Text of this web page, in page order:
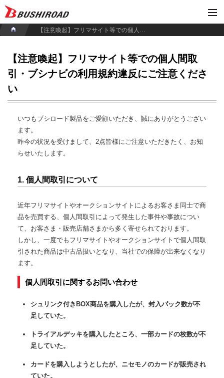
【注意喚起】フリマサイト等での個人間取引・ブシナビの利用規約違反にご注意ください
【注意喚起】フリマサイト等での個人間取
引・ブシナビの利用規約違反にご注意くださ
い
いつもブシロード製品をご愛顧いただき、誠にありがとうござい
ます。
昨今の状況を受けまして、2点皆様にご注意いただきたく、お知
らせいたします。
1. 個人間取引について
近年フリマサイトやオークションサイトによるお客さま同士で商
品を売買する、個人間取引によって発生した事件や事故につい
て、お客さま・販売店舗さまから多く寄せられております。
しかし、一度でもフリマサイトやオークションサイトで個人間取
引された商品は中古品扱いとなり、当社での保障が出来なくなり
ます。
個人間取引に関するお問い合わせ
シュリンク付きBOX商品を購入したが、封入パック数が不
足していた。
トライアルデッキを購入したところ、一部カードの枚数が不
足していた。
カードを購入しようとしたが、ニセモノのカードが販売され
ていた。